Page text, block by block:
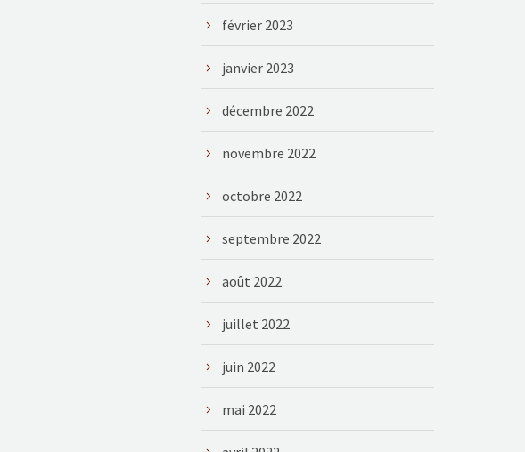
février 2023
janvier 2023
décembre 2022
novembre 2022
octobre 2022
septembre 2022
août 2022
juillet 2022
juin 2022
mai 2022